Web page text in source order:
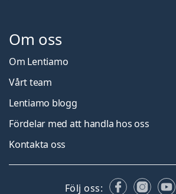
Om oss
Om Lentiamo
Vårt team
Lentiamo blogg
Fördelar med att handla hos oss
Kontakta oss
Följ oss: Facebook